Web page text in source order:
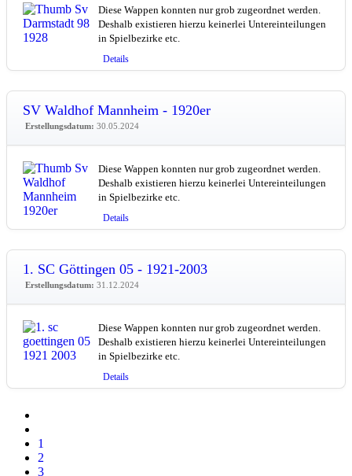
Diese Wappen konnten nur grob zugeordnet werden.
Deshalb existieren hierzu keinerlei Untereinteilungen
in Spielbezirke etc.
Details
SV Waldhof Mannheim - 1920er
Erstellungsdatum: 30.05.2024
Diese Wappen konnten nur grob zugeordnet werden.
Deshalb existieren hierzu keinerlei Untereinteilungen
in Spielbezirke etc.
Details
1. SC Göttingen 05 - 1921-2003
Erstellungsdatum: 31.12.2024
Diese Wappen konnten nur grob zugeordnet werden.
Deshalb existieren hierzu keinerlei Untereinteilungen
in Spielbezirke etc.
Details
1
2
3